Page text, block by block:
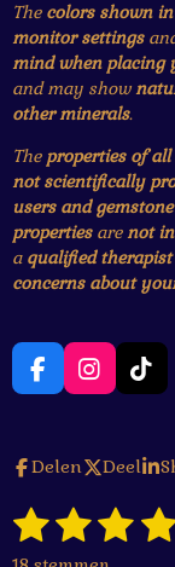
The colors shown
monitor settings
mind when placing
and may show
other minerals.
The properties of
not scientifically
users and
propertiesarenot
a qualified
concerns about
F
a
b
o
k
I
n
a
r
m
T
i
o
Delen Deel
R
a
1 2 3 4